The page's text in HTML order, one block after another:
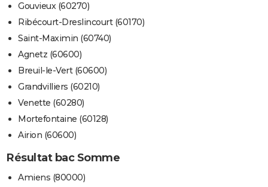
Gouvieux (60270)
Ribécourt-Dreslincourt (60170)
Saint-Maximin (60740)
Agnetz (60600)
Breuil-le-Vert (60600)
Grandvilliers (60210)
Venette (60280)
Mortefontaine (60128)
Airion (60600)
Résultat bac Somme
Amiens (80000)